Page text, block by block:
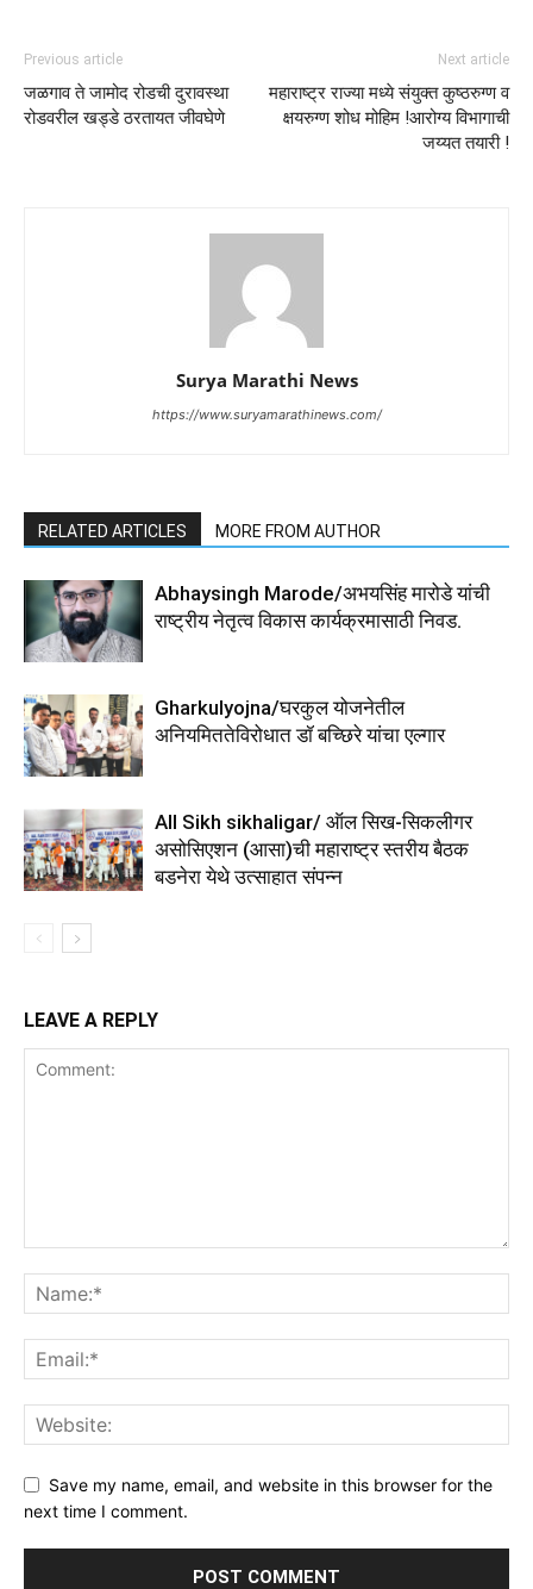
Previous article
जळगाव ते जामोद रोडची दुरावस्था
रोडवरील खड्डे ठरतायत जीवघेणे
Next article
महाराष्ट्र राज्या मध्ये संयुक्त कुष्ठरुग्ण व
क्षयरुग्ण शोध मोहिम !आरोग्य विभागाची
जय्यत तयारी !
Surya Marathi News
https://www.suryamarathinews.com/
RELATED ARTICLES MORE FROM AUTHOR
Abhaysingh Marode/अभयसिंह मारोडे यांची
राष्ट्रीय नेतृत्व विकास कार्यक्रमासाठी निवड.
Gharkulyojna/घरकुल योजनेतील
अनियमिततेविरोधात डॉ बच्छिरे यांचा एल्गार
All Sikh sikhaligar/ ऑल सिख-सिकलीगर
असोसिएशन (आसा)ची महाराष्ट्र स्तरीय बैठक
बडनेरा येथे उत्साहात संपन्न
LEAVE A REPLY
Save my name, email, and website in this browser for the
next time I comment.